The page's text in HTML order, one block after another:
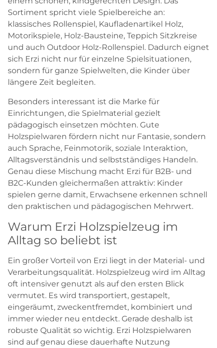
Sortiment spricht viele Spielbereiche an:
klassisches Rollenspiel, Kaufladenartikel Holz,
Motorikspiele, Holz-Bausteine, Teppich Sitzkreise
und auch Outdoor Holz-Rollenspiel. Dadurch eignet
sich Erzi nicht nur für einzelne Spielsituationen,
sondern für ganze Spielwelten, die Kinder über
längere Zeit begleiten.
Besonders interessant ist die Marke für
Einrichtungen, die Spielmaterial gezielt
pädagogisch einsetzen möchten. Gute
Holzspielwaren fördern nicht nur Fantasie, sondern
auch Sprache, Feinmotorik, soziale Interaktion,
Alltagsverständnis und selbstständiges Handeln.
Genau diese Mischung macht Erzi für B2B- und
B2C-Kunden gleichermaßen attraktiv: Kinder
spielen gerne damit, Erwachsene erkennen schnell
den praktischen und pädagogischen Mehrwert.
Warum Erzi Holzspielzeug im
Alltag so beliebt ist
Ein großer Vorteil von Erzi liegt in der Material- und
Verarbeitungsqualität. Holzspielzeug wird im Alltag
oft intensiver genutzt als auf den ersten Blick
vermutet. Es wird transportiert, gestapelt,
eingeräumt, zweckentfremdet, kombiniert und
immer wieder neu entdeckt. Gerade deshalb ist
robuste Qualität so wichtig. Erzi Holzspielwaren
sind auf genau diese dauerhafte Nutzung